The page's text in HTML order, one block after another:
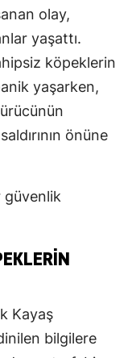
olay,
yaşattı.
köpeklerin
yaşarken,
önüne
güvenlik
Kayaş
bilgilere